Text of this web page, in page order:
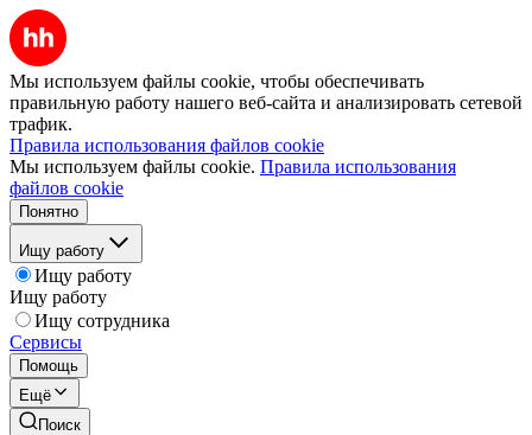
Мы используем файлы cookie, чтобы обеспечивать
правильную работу нашего веб-сайта и анализировать сетевой
трафик.
Правила использования файлов cookie
Мы используем файлы cookie. Правила использования
файлов cookie
Понятно
Ищу работу
Ищу работу
Ищу работу
Ищу сотрудника
Сервисы
Помощь
Ещё
Поиск